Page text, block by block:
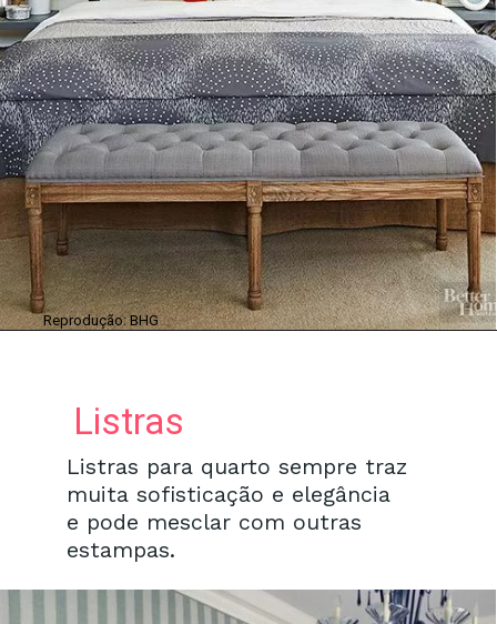
Reprodução: BHG
Listras para quarto sempre traz
muita sofisticação e elegância
e pode mesclar com outras
estampas.
Listras